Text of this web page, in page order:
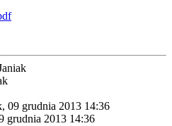
09 grudnia 2013 14:36
grudnia 2013 14:36